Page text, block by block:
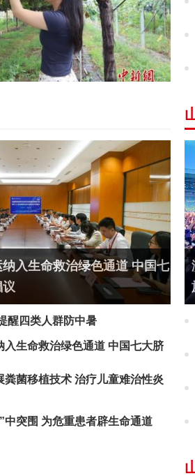
入生命救治绿色通道 中国七
醒四类人群防中暑
入生命救治绿色通道 中国七大脐
粪菌移植技术 治疗儿童难治性炎
中突围 为危重患者辟生命通道